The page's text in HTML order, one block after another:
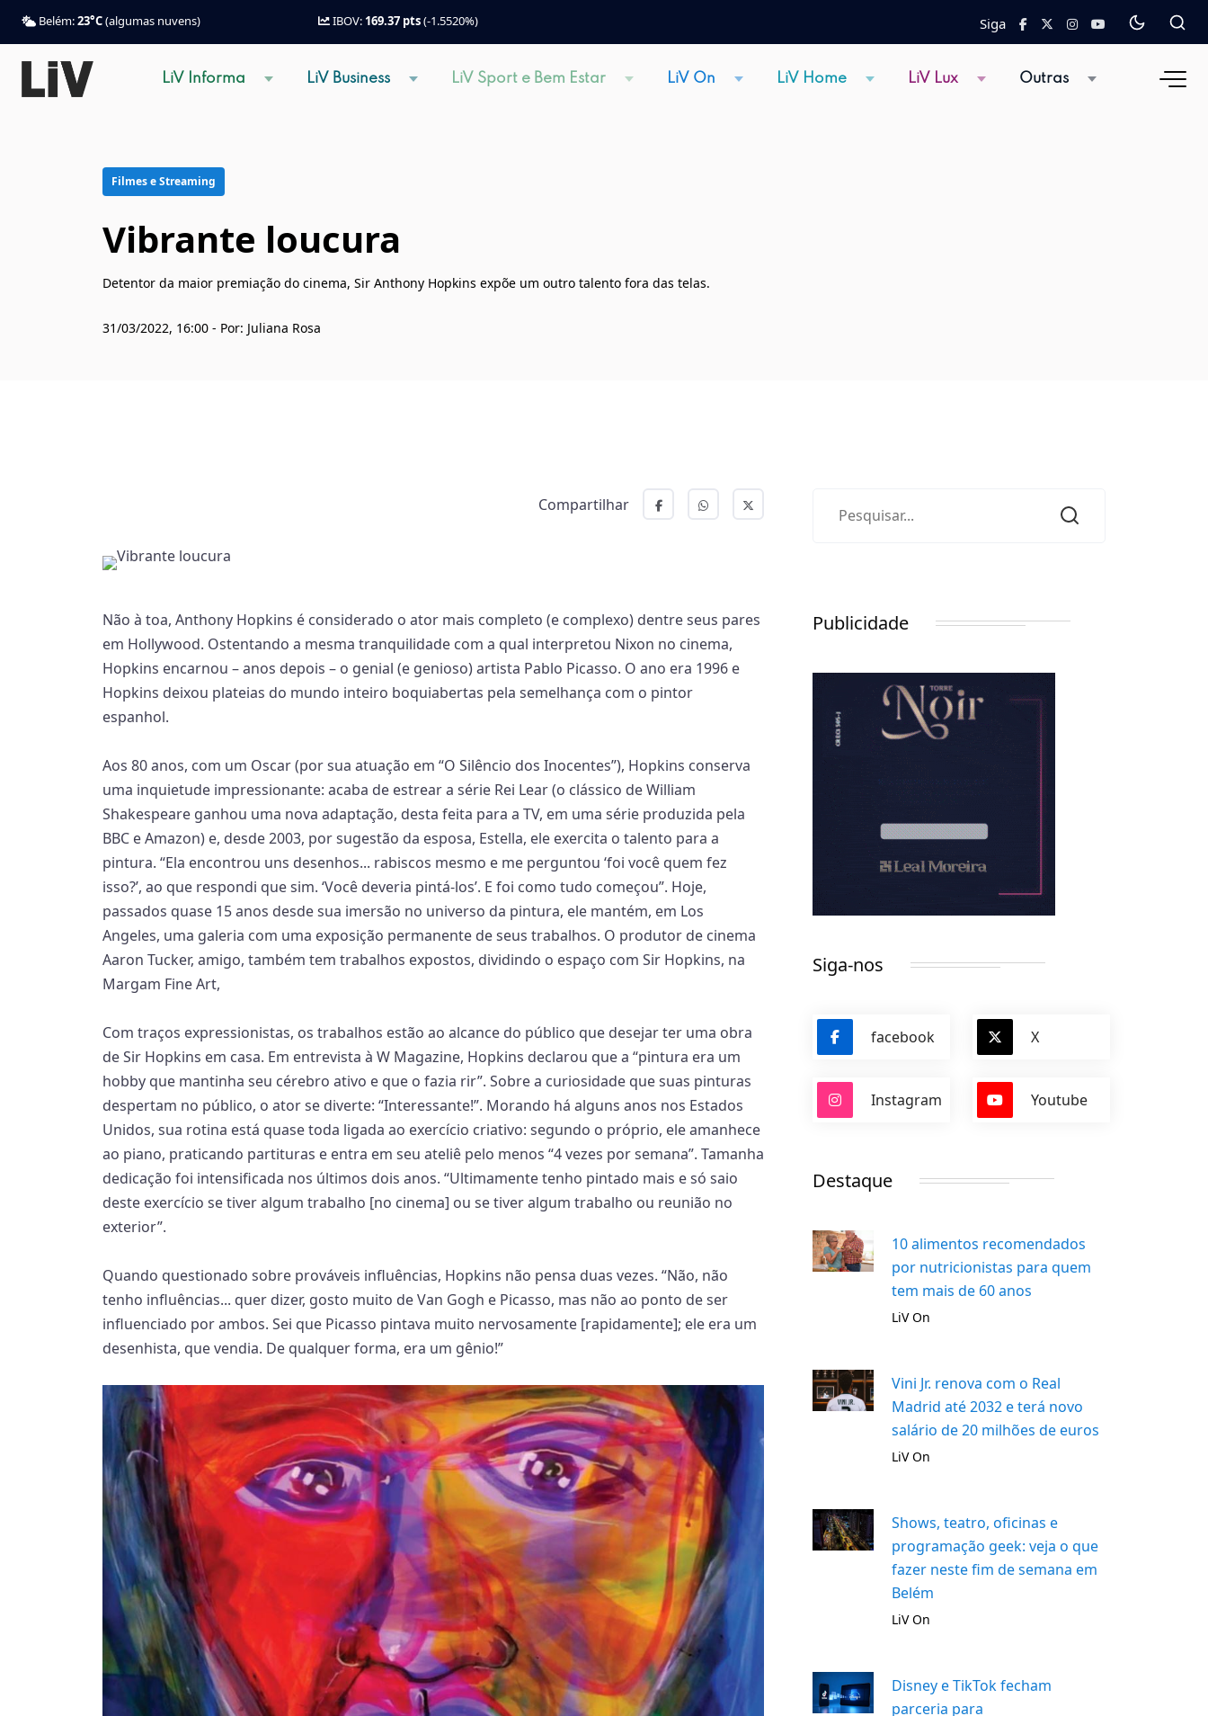
Belém:23°C(algumas nuvens) IBOV: 169.37 pts(-1.5520%) Siga
LiV Informa LiV Business LiV Sport e Bem Estar LiV On LiV Home LiV Lux Outras
Filmes e Streaming
Vibrante loucura
Detentor da maior premiação do cinema, Sir Anthony Hopkins expõe um outro talento fora das telas.
31/03/2022, 16:00 - Por: Juliana Rosa
Compartilhar
Não à toa, Anthony Hopkins é considerado o ator mais completo (e complexo) dentre seus pares
em Hollywood. Ostentando a mesma tranquilidade com a qual interpretou Nixon no cinema,
Hopkins encarnou – anos depois – o genial (e genioso) artista Pablo Picasso. O ano era 1996 e
Hopkins deixou plateias do mundo inteiro boquiabertas pela semelhança com o pintor
espanhol.
Aos 80 anos, com um Oscar (por sua atuação em “O Silêncio dos Inocentes”), Hopkins conserva
uma inquietude impressionante: acaba de estrear a série Rei Lear (o clássico de William
Shakespeare ganhou uma nova adaptação, desta feita para a TV, em uma série produzida pela
BBC e Amazon) e, desde 2003, por sugestão da esposa, Estella, ele exercita o talento para a
pintura. “Ela encontrou uns desenhos... rabiscos mesmo e me perguntou ‘foi você quem fez
isso?’, ao que respondi que sim. ‘Você deveria pintá-los’. E foi como tudo começou”. Hoje,
passados quase 15 anos desde sua imersão no universo da pintura, ele mantém, em Los
Angeles, uma galeria com uma exposição permanente de seus trabalhos. O produtor de cinema
Aaron Tucker, amigo, também tem trabalhos expostos, dividindo o espaço com Sir Hopkins, na
Margam Fine Art,
Com traços expressionistas, os trabalhos estão ao alcance do público que desejar ter uma obra
de Sir Hopkins em casa. Em entrevista à W Magazine, Hopkins declarou que a “pintura era um
hobby que mantinha seu cérebro ativo e que o fazia rir”. Sobre a curiosidade que suas pinturas
despertam no público, o ator se diverte: “Interessante!”. Morando há alguns anos nos Estados
Unidos, sua rotina está quase toda ligada ao exercício criativo: segundo o próprio, ele amanhece
ao piano, praticando partituras e entra em seu ateliê pelo menos “4 vezes por semana”. Tamanha
dedicação foi intensificada nos últimos dois anos. “Ultimamente tenho pintado mais e só saio
deste exercício se tiver algum trabalho [no cinema] ou se tiver algum trabalho ou reunião no
exterior”.
Quando questionado sobre prováveis influências, Hopkins não pensa duas vezes. “Não, não
tenho influências... quer dizer, gosto muito de Van Gogh e Picasso, mas não ao ponto de ser
influenciado por ambos. Sei que Picasso pintava muito nervosamente [rapidamente]; ele era um
desenhista, que vendia. De qualquer forma, era um gênio!”
Publicidade
Siga-nos
facebook X
Instagram Youtube
Destaque
10 alimentos recomendados
por nutricionistas para quem
tem mais de 60 anos
LiV On
Vini Jr. renova com o Real
Madrid até 2032 e terá novo
salário de 20 milhões de euros
LiV On
Shows, teatro, oficinas e
programação geek: veja o que
fazer neste fim de semana em
Belém
LiV On
Disney e TikTok fecham
parceria para